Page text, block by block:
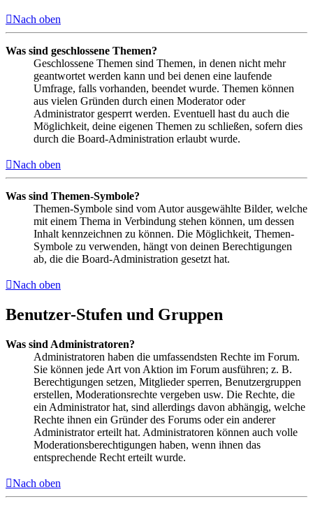
Nach oben
Was sind geschlossene Themen?
Geschlossene Themen sind Themen, in denen nicht mehr
geantwortet werden kann und bei denen eine laufende
Umfrage, falls vorhanden, beendet wurde. Themen können
aus vielen Gründen durch einen Moderator oder
Administrator gesperrt werden. Eventuell hast du auch die
Möglichkeit, deine eigenen Themen zu schließen, sofern dies
durch die Board-Administration erlaubt wurde.
Nach oben
Was sind Themen-Symbole?
Themen-Symbole sind vom Autor ausgewählte Bilder, welche
mit einem Thema in Verbindung stehen können, um dessen
Inhalt kennzeichnen zu können. Die Möglichkeit, Themen-
Symbole zu verwenden, hängt von deinen Berechtigungen
ab, die die Board-Administration gesetzt hat.
Nach oben
Benutzer-Stufen und Gruppen
Was sind Administratoren?
Administratoren haben die umfassendsten Rechte im Forum.
Sie können jede Art von Aktion im Forum ausführen; z. B.
Berechtigungen setzen, Mitglieder sperren, Benutzergruppen
erstellen, Moderationsrechte vergeben usw. Die Rechte, die
ein Administrator hat, sind allerdings davon abhängig, welche
Rechte ihnen ein Gründer des Forums oder ein anderer
Administrator erteilt hat. Administratoren können auch volle
Moderationsberechtigungen haben, wenn ihnen das
entsprechende Recht erteilt wurde.
Nach oben